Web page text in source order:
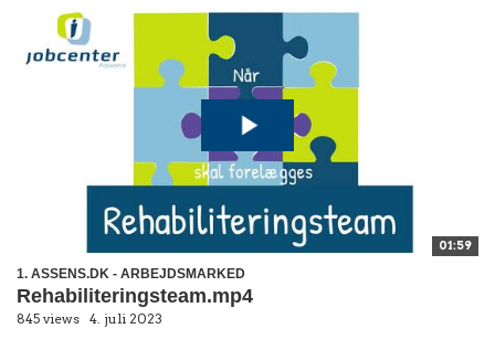
01:59
1. ASSENS.DK - ARBEJDSMARKED
Rehabiliteringsteam.mp4
845 views 4. juli 2023